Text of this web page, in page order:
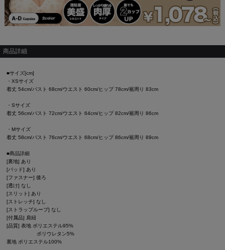
商品詳細
■サイズ[cm]
・XSサイズ
着丈 54cm/バスト 68cm/ウエスト 60cm/ヒップ 78cm/裾周り 83cm
・Sサイズ
着丈 56cm/バスト 72cm/ウエスト 64cm/ヒップ 82cm/裾周り 86cm
・Mサイズ
着丈 58cm/バスト 76cm/ウエスト 68cm/ヒップ 86cm/裾周り 89cm
■商品詳細
[裏地] あり
[パッド] あり
[ファスナー] 後ろ
[透け] なし
[スリット] あり
[ストレッチ] なし
[ストラップループ] なし
[付属品] 肩紐
[品質] 表地 ポリエステル95%
ポリウレタン5%
裏地 ポリエステル100%